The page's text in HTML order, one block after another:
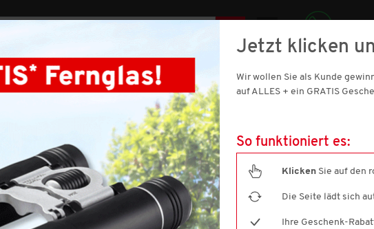
DE
069 921 011 900
HERREN SCHUHE DAMEN SPORT & OUTDOOR HAUS &
ZUBEHÖR(16 ARTIKEL)
Jetzt klicken
Wir wollen Sie als Kunde
auf ALLES + ein GRATIS
So funktioniert es:
Klicken Sie auf den
Die Seite lädt sich
Ihre Geschenk-